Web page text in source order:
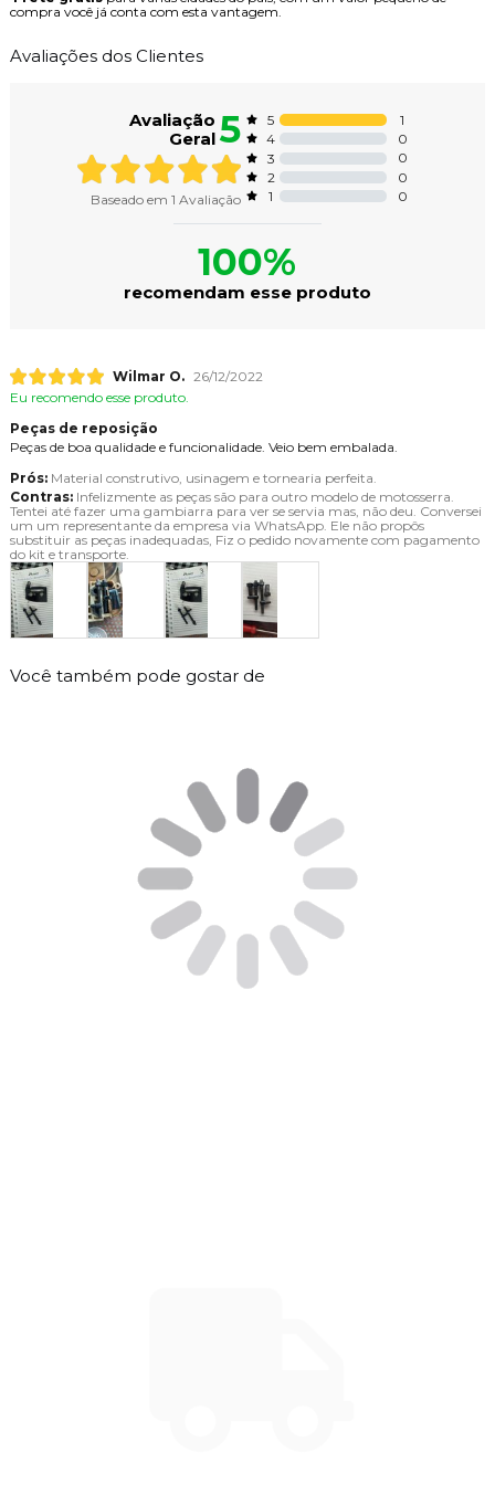
compra você já conta com esta vantagem.
Avaliações dos Clientes
Avaliação
Geral5
Baseado em 1 Avaliação
5
1
4
0
3
0
2
0
1
0
100%
recomendam esse produto
Wilmar O. 26/12/2022
Eu recomendo esse produto.
Peças de reposição
Peças de boa qualidade e funcionalidade. Veio bem embalada.
Prós: Material construtivo, usinagem e tornearia perfeita.
Contras: Infelizmente as peças são para outro modelo de motosserra.
Tentei até fazer uma gambiarra para ver se servia mas, não deu. Conversei
um um representante da empresa via WhatsApp. Ele não propôs
substituir as peças inadequadas, Fiz o pedido novamente com pagamento
do kit e transporte.
Você também pode gostar de